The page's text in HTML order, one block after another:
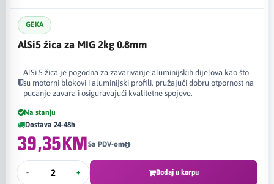
GEKA
AlSi5 žica za MIG 2kg 0.8mm
AlSi 5 žica je pogodna za zavarivanje aluminijskih dijelova kao što
su motorni blokovi i aluminijski profili, pružajući dobru otpornost na
pucanje zavara i osiguravajući kvalitetne spojeve.
Na stanju
Dostava 24-48h
39,35KMSa PDV-om
- + Dodaj u korpu